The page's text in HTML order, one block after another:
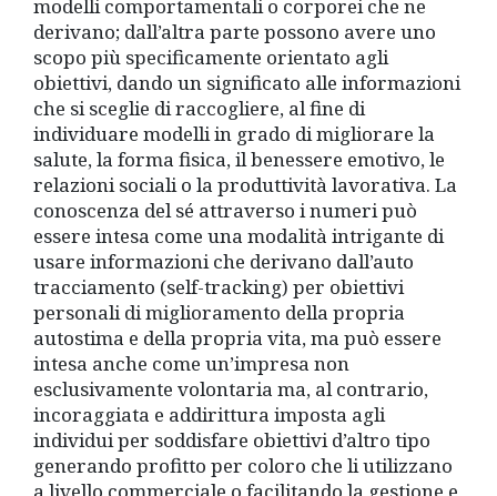
modelli comportamentali o corporei che ne
derivano; dall’altra parte possono avere uno
scopo più specificamente orientato agli
obiettivi, dando un significato alle informazioni
che si sceglie di raccogliere, al fine di
individuare modelli in grado di migliorare la
salute, la forma fisica, il benessere emotivo, le
relazioni sociali o la produttività lavorativa. La
conoscenza del sé attraverso i numeri può
essere intesa come una modalità intrigante di
usare informazioni che derivano dall’auto
tracciamento (self-tracking) per obiettivi
personali di miglioramento della propria
autostima e della propria vita, ma può essere
intesa anche come un’impresa non
esclusivamente volontaria ma, al contrario,
incoraggiata e addirittura imposta agli
individui per soddisfare obiettivi d’altro tipo
generando profitto per coloro che li utilizzano